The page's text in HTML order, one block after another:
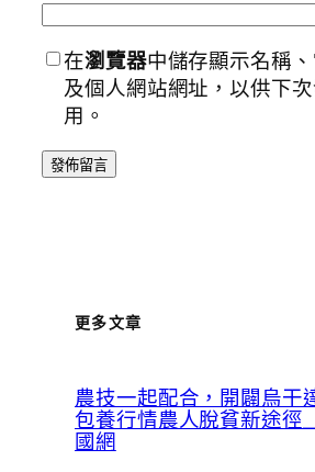
在瀏覽器中儲存顯示名稱
及個人網站網址，以供下
用。
更多文章
農技一起配合，開闢烏干
包養行情農人脫貧新途徑
國網